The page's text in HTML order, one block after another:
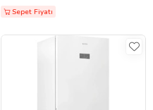
Sepet Fiyatı